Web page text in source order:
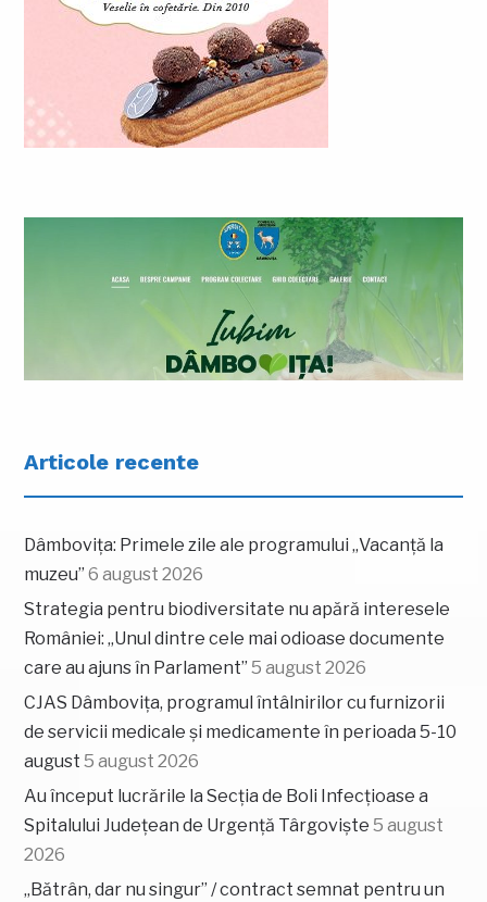
Articole recente
Dâmbovița: Primele zile ale programului „Vacanță la
muzeu” 6 august 2026
Strategia pentru biodiversitate nu apără interesele
României: „Unul dintre cele mai odioase documente
care au ajuns în Parlament” 5 august 2026
CJAS Dâmbovița, programul întâlnirilor cu furnizorii
de servicii medicale și medicamente în perioada 5-10
august 5 august 2026
Au început lucrările la Secția de Boli Infecțioase a
Spitalului Județean de Urgență Târgoviște 5 august
2026
„Bătrân, dar nu singur” / contract semnat pentru un